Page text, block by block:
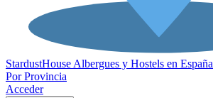
StardustHouse Albergues y Hostels en España
Por Provincia
Acceder